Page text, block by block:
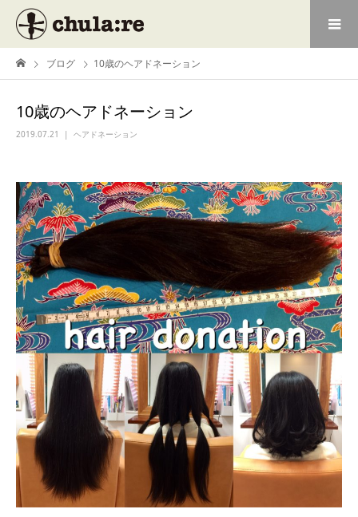
ブログ 10歳のヘアドネーション
10歳のヘアドネーション
2019.07.21 ヘアドネーション